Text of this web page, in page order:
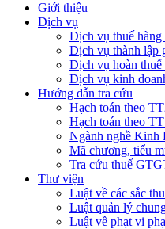
Giới thiệu
Dịch vụ
Dịch vụ thuế hàng
Dịch vụ thành lập
Dịch vụ hoàn
Dịch vụ kinh
Hướng dẫn tra cứu
Hạch toán theo
Hạch toán theo
Ngành nghề Kinh
Mã chương, tiểu
Tra cứu thuế
Thư viện
Luật về các sắc
Luật quản lý
Luật về phạt vi